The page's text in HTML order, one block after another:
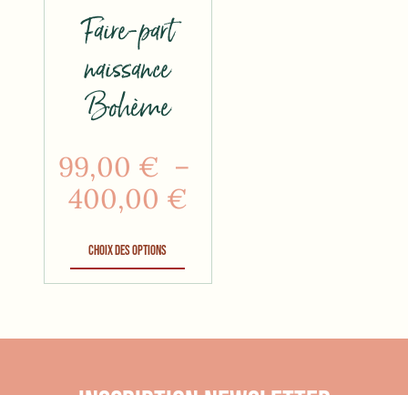
Faire-part
naissance
Bohème
99,00 € –
400,00 €
Choix des options